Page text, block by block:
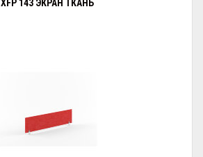
XFP 143 ЭКРАН ТКАНЬ